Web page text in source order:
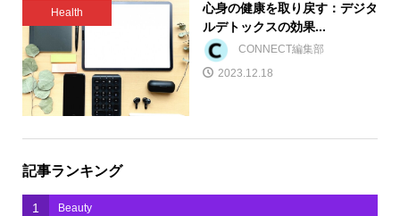
Health
心身の健康を取り戻す：デジタ
ルデトックスの効果...
CONNECT編集部
2023.12.18
記事ランキング
1 Beauty